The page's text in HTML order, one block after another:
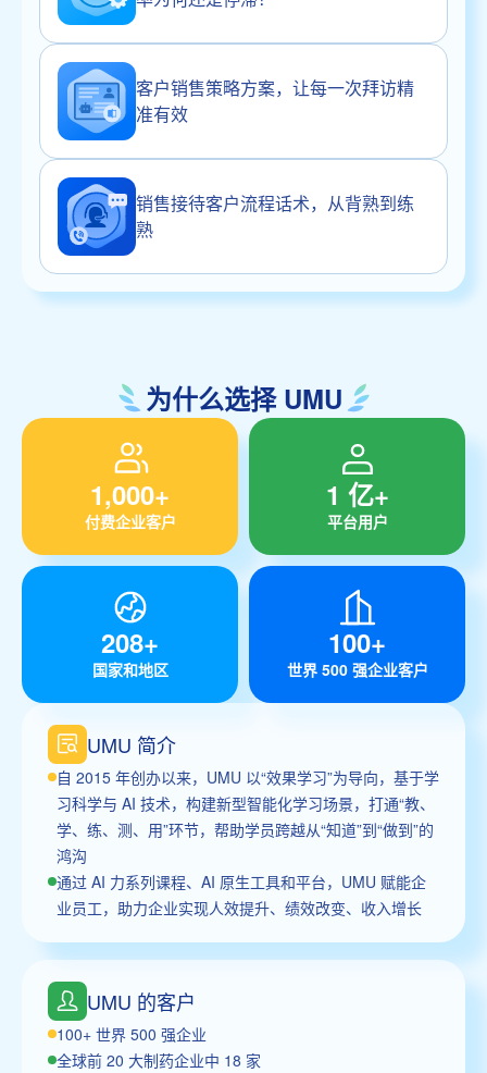
客户销售策略方案，让每一次拜访精
准有效
销售接待客户流程话术，从背熟到练
熟
为什么选择 UMU
1,000+
付费企业客户
1 亿+
平台用户
208+
国家和地区
100+
世界 500 强企业客户
UMU 简介
自 2015 年创办以来，UMU 以“效果学习”为导向，基于学
习科学与 AI 技术，构建新型智能化学习场景，打通“教、
学、练、测、用”环节，帮助学员跨越从“知道”到“做到”的
鸿沟
通过 AI 力系列课程、AI 原生工具和平台，UMU 赋能企
业员工，助力企业实现人效提升、绩效改变、收入增长
UMU 的客户
100+ 世界 500 强企业
全球前 20 大制药企业中 18 家